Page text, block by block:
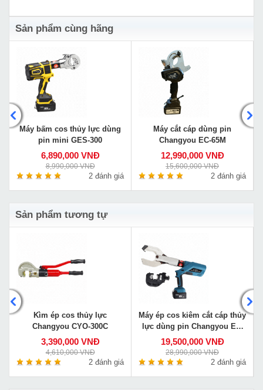
Sản phẩm cùng hãng
Máy bấm cos thủy lực dùng
pin mini GES-300
6,890,000 VNĐ
8,990,000 VNĐ
2 đánh giá
Máy cắt cáp dùng pin
Changyou EC-65M
12,990,000 VNĐ
15,600,000 VNĐ
2 đánh giá
Sản phẩm tương tự
Kìm ép cos thủy lực
Changyou CYO-300C
3,390,000 VNĐ
4,610,000 VNĐ
2 đánh giá
Máy ép cos kiêm cắt cáp thủy
lực dùng pin Changyou EZ-
400/105C
19,500,000 VNĐ
28,990,000 VNĐ
2 đánh giá